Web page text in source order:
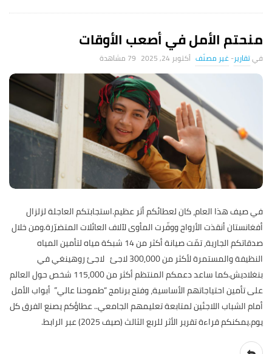
منحتم الأمل في أصعب الأوقات
تقارير-غير مصنّف أكتوبر 24, 2025 79 ‎مشاهدة
في صيف هذا العام، كان لعطائكم أثر عظيم.استجابتكم العاجلة لزلزال
أفغانستان أنقذت الأرواح ووفّرت المأوى لآلاف العائلات المتضرّرة.ومن خلال
صدقاتكم الجارية، تمّت صيانة أكثر من 14 شبكة مياه لتأمين المياه
النظيفة والمستمرة لأكثر من 300,000 لاجئ لاجئ روهينغي في
بنغلاديش.كما ساعد دعمكم المنتظم أكثر من 115,000 شخص حول العالم
على تأمين احتياجاتهم الأساسية، وفتح برنامج “طموحنا عالي” أبواب الأمل
أمام الشباب اللاجئين لمتابعة تعليمهم الجامعي.. عطاؤكم يصنع الفرق كل
يوم.يمكنكم قراءة تقرير الأثر للربع الثالث (صيف 2025) عبر الرابط.